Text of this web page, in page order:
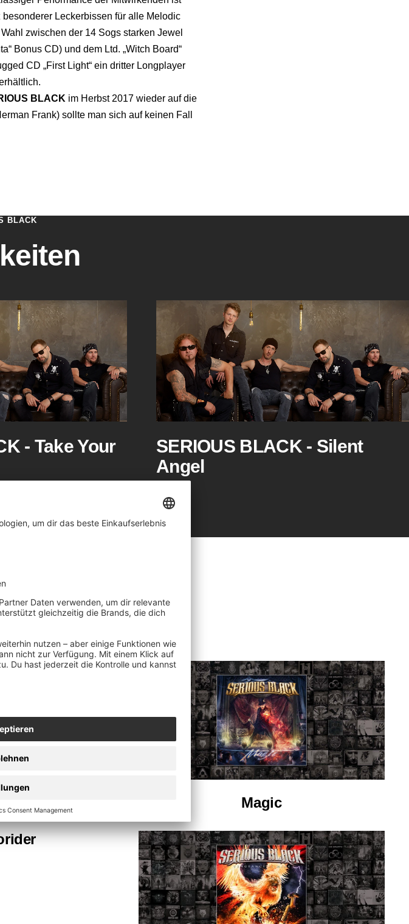
besonderer Leckerbissen für alle Melodic
zwischen der 14 Sogs starken Jewel
Bonus CD) und dem Ltd. „Witch Board“
CD „First Light“ ein dritter Longplayer
BLACK im Herbst 2017 wieder auf die
Frank) sollte man sich auf keinen Fall
BLACK
- Take Your
SERIOUS BLACK - Silent
Angel
BLACK
Magic